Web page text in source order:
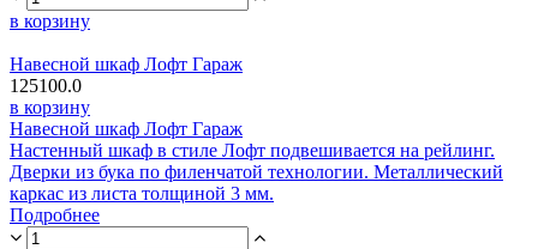
в корзину
Навесной шкаф Лофт Гараж
125100.0
в корзину
Навесной шкаф Лофт Гараж
Настенный шкаф в стиле Лофт подвешивается на рейлинг.
Дверки из бука по филенчатой технологии. Металлический
каркас из листа толщиной 3 мм.
Подробнее